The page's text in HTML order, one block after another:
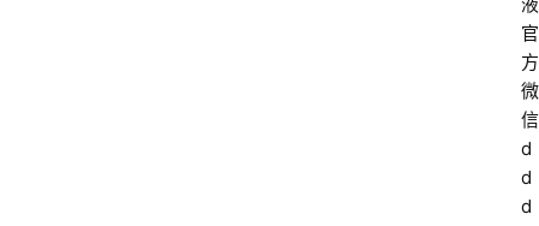
官
方
微
信
d
d
d